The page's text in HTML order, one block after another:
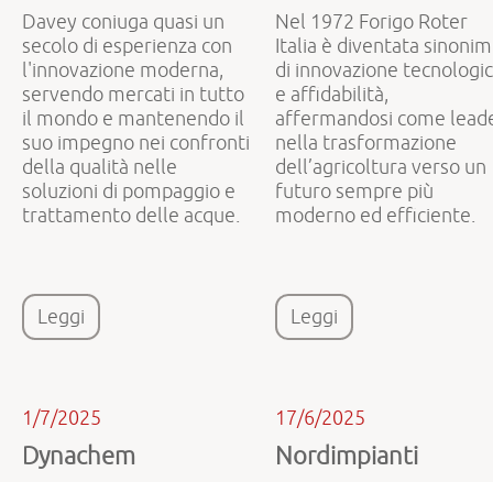
Davey coniuga quasi un
secolo di esperienza con
l'innovazione moderna,
servendo mercati in tutto
il mondo e mantenendo il
suo impegno nei confronti
della qualità nelle
soluzioni di pompaggio e
trattamento delle acque.
Leggi
Nel 1972 Forigo Roter
Italia è diventata
di innovazione
e affidabilità,
affermandosi come
nella trasformazione
dell’agricoltura verso un
futuro sempre più
moderno ed efficiente.
Leggi
1/7/2025
Dynachem
17/6/2025
Nordimpianti